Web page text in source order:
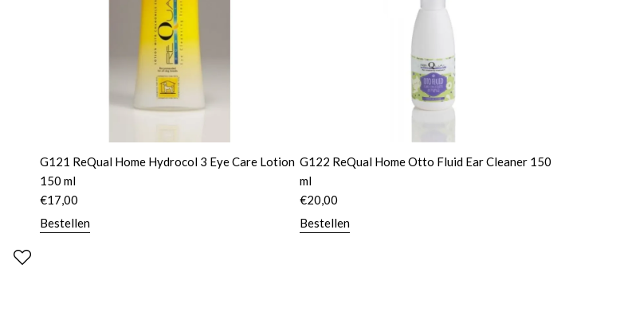
G121 ReQual Home Hydrocol 3 Eye Care Lotion
150 ml
€17,00
Bestellen
G122 ReQual Home Otto Fluid Ear Cleaner 150
ml
€20,00
Bestellen